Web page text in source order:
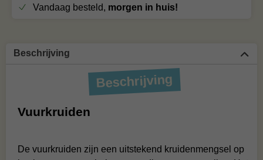
Vandaag besteld, morgen in huis!
Beschrijving
Beschrijving
Vuurkruiden
De vuurkruiden zijn een uitstekend kruidenmengsel op